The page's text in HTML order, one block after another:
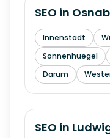
SEO in
Innenstadt
Sonnenhuegel
Darum
SEO in